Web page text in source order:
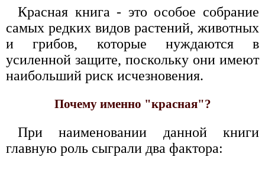
Красная книга - это особое собрание
самых редких видов растений, животных
и грибов, которые нуждаются в
усиленной защите, поскольку они имеют
наибольший риск исчезновения.
Почему именно "красная"?
При наименовании данной книги
главную роль сыграли два фактора: